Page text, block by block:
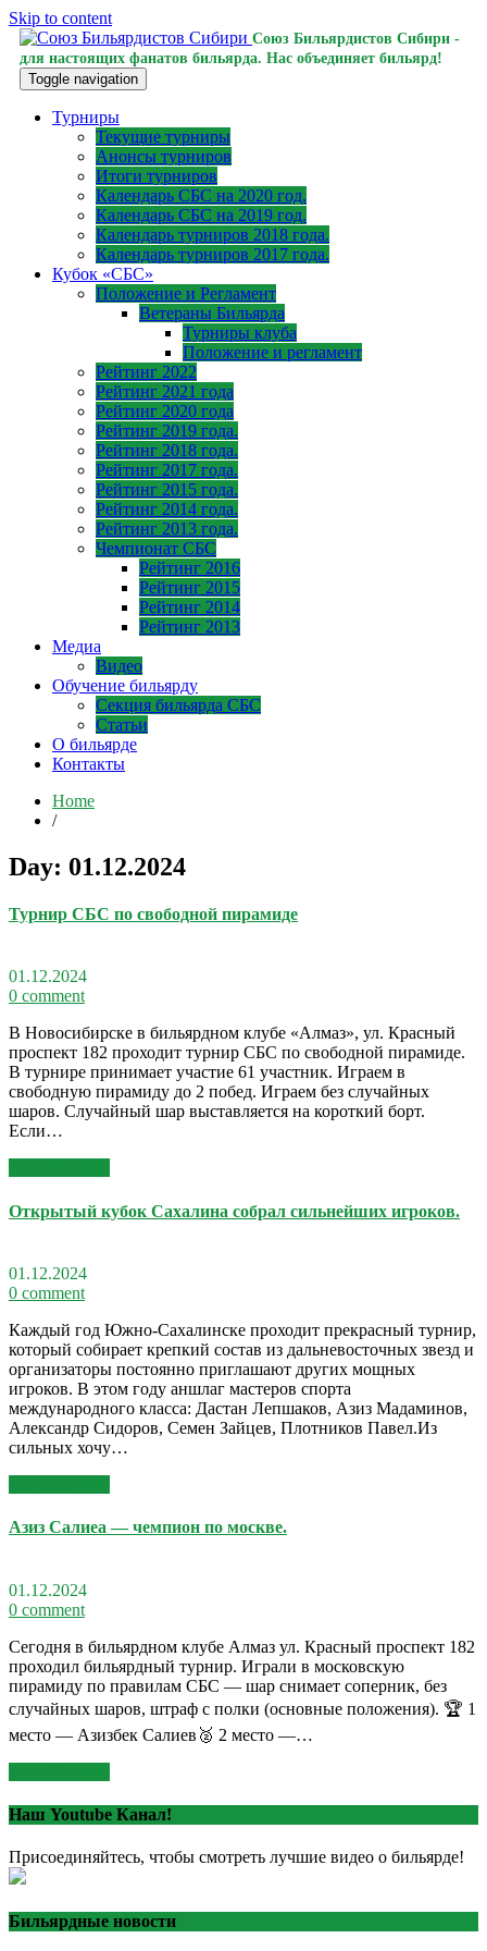
Skip to content
Союз Бильярдистов Сибири -
для настоящих фанатов бильярда. Нас объединяет бильярд!
Toggle navigation
Турниры
Текущие турниры
Анонсы турниров
Итоги турниров
Календарь СБС на 2020 год.
Календарь СБС на 2019 год.
Календарь турниров 2018 года.
Календарь турниров 2017 года.
Кубок «СБС»
Положение и Регламент
Ветераны Бильярда
Турниры клуба
Положение и регламент
Рейтинг 2022
Рейтинг 2021 года
Рейтинг 2020 года
Рейтинг 2019 года.
Рейтинг 2018 года.
Рейтинг 2017 года.
Рейтинг 2015 года.
Рейтинг 2014 года.
Рейтинг 2013 года.
Чемпионат СБС
Рейтинг 2016
Рейтинг 2015
Рейтинг 2014
Рейтинг 2013
Медиа
Видео
Обучение бильярду
Секция бильярда СБС
Статьи
О бильярде
Контакты
Home
/
Day: 01.12.2024
Турнир СБС по свободной пирамиде
01.12.2024
0 comment
В Новосибирске в бильярдном клубе «Алмаз», ул. Красный
проспект 182 проходит турнир СБС по свободной пирамиде.
В турнире принимает участие 61 участник. Играем в
свободную пирамиду до 2 побед. Играем без случайных
шаров. Случайный шар выставляется на короткий борт.
Если…
Открытый кубок Сахалина собрал сильнейших игроков.
01.12.2024
0 comment
Каждый год Южно-Сахалинске проходит прекрасный турнир,
который собирает крепкий состав из дальневосточных звезд и
организаторы постоянно приглашают других мощных
игроков. В этом году аншлаг мастеров спорта
международного класса: Дастан Лепшаков, Азиз Мадаминов,
Александр Сидоров, Семен Зайцев, Плотников Павел.Из
сильных хочу…
Азиз Салиеа — чемпион по москве.
01.12.2024
0 comment
Сегодня в бильярдном клубе Алмаз ул. Красный проспект 182
проходил бильярдный турнир. Играли в московскую
пирамиду по правилам СБС — шар снимает соперник, без
случайных шаров, штраф с полки (основные положения). 🏆 1
место — Азизбек Салиев🥈 2 место —…
Наш Youtube Канал!
Присоединяйтесь, чтобы смотреть лучшие видео о бильярде!
Бильярдные новости